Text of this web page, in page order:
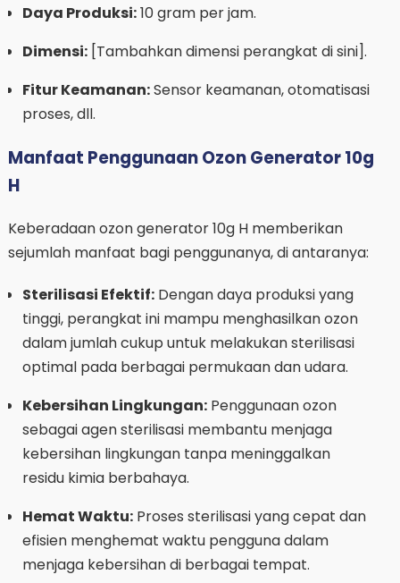
Daya Produksi:10 gram per jam.
Dimensi:[Tambahkan dimensi perangkat di sini].
Fitur Keamanan:Sensor keamanan, otomatisasi
proses, dll.
Manfaat Penggunaan Ozon Generator 10g
H
Keberadaan ozon generator 10g H memberikan
sejumlah manfaat bagi penggunanya, di antaranya:
Sterilisasi Efektif:Dengan daya produksi yang
tinggi, perangkat ini mampu menghasilkan ozon
dalam jumlah cukup untuk melakukan sterilisasi
optimal pada berbagai permukaan dan udara.
Kebersihan Lingkungan:Penggunaan ozon
sebagai agen sterilisasi membantu menjaga
kebersihan lingkungan tanpa meninggalkan
residu kimia berbahaya.
Hemat Waktu:Proses sterilisasi yang cepat dan
efisien menghemat waktu pengguna dalam
menjaga kebersihan di berbagai tempat.